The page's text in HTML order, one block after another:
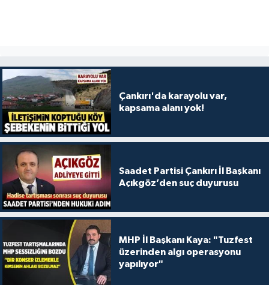
Çankırı'da karayolu var,
kapsama alanı yok!
Saadet Partisi Çankırı İl Başkanı
Açıkgöz’den suç duyurusu
MHP İl Başkanı Kaya: "Tuzfest
üzerinden algı operasyonu
yapılıyor"